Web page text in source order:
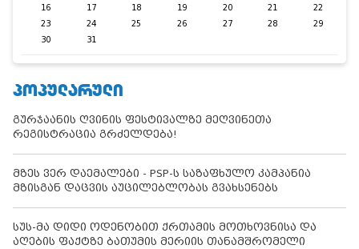
16
17 18 19 20 21
22
23
24 25 26 27 28
29
30
31
ᲞᲝᲞᲣᲚᲐᲠᲣᲚᲘ
გურჯაანის ღვინის ფესტივალზე მეღვინეთა
რეგისტრაცია გრძელდება!
მზეს ვერ დაემალები - PSP-ს საზაფხულო კამპანია
მზისგან დაცვის აუცილებლობას გვახსენებს
სუს-მა დიდი ოდენობით ქრთამის მოთხოვნისა და
აღების ფაქტზე ბათუმის მერიის თანამშრომელი